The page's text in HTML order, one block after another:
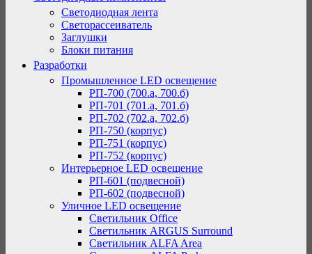
Светодиодная лента
Светорассеиватель
Заглушки
Блоки питания
Разработки
Промышленное LED освещение
РП-700 (700.а, 700.б)
РП-701 (701.а, 701.б)
РП-702 (702.а, 702.б)
РП-750 (корпус)
РП-751 (корпус)
РП-752 (корпус)
Интерьерное LED освещение
РП-601 (подвесной)
РП-602 (подвесной)
Уличное LED освещение
Светильник Office
Светильник ARGUS Surround
Светильник ALFA Area